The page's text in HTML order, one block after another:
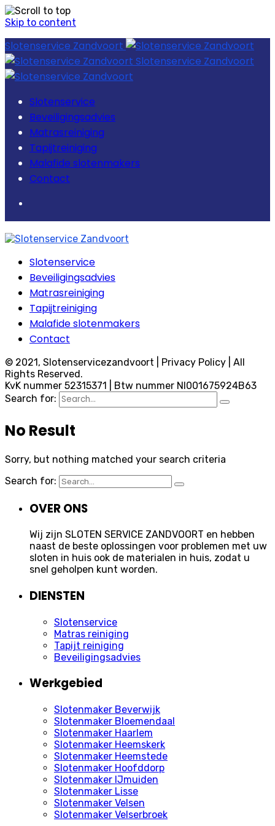
Skip to content
Slotenservice Zandvoort
Slotenservice Zandvoort
Slotenservice
Beveiligingsadvies
Matrasreiniging
Tapijtreiniging
Malafide slotenmakers
Contact
Slotenservice
Beveiligingsadvies
Matrasreiniging
Tapijtreiniging
Malafide slotenmakers
Contact
© 2021, Slotenservicezandvoort | Privacy Policy | All
Rights Reserved.
KvK nummer 52315371 | Btw nummer Nl001675924B63
Search for:
No Result
Sorry, but nothing matched your search criteria
Search for:
OVER ONS
Wij zijn SLOTEN SERVICE ZANDVOORT en hebben
naast de beste oplossingen voor problemen met uw
sloten in huis ook de materialen in huis, zodat u
snel geholpen kunt worden.
DIENSTEN
Slotenservice
Matras reiniging
Tapijt reiniging
Beveiligingsadvies
Werkgebied
Slotenmaker Beverwijk
Slotenmaker Bloemendaal
Slotenmaker Haarlem
Slotenmaker Heemskerk
Slotenmaker Heemstede
Slotenmaker Hoofddorp
Slotenmaker IJmuiden
Slotenmaker Lisse
Slotenmaker Velsen
Slotenmaker Velserbroek